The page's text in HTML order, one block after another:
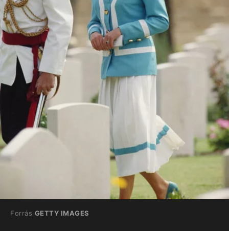
Forrás GETTY IMAGES